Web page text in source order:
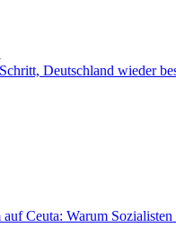
Deutschland wieder
auf Ceuta: Warum